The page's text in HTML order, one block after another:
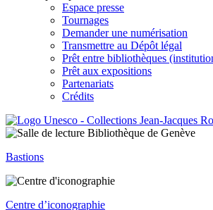
Espace presse
Tournages
Demander une numérisation
Transmettre au Dépôt légal
Prêt entre bibliothèques
Prêt aux expositions
Partenariats
Crédits
Bastions
Centre d’iconographie